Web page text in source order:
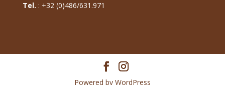
Tel. : +32 (0)486/631.971
Powered by WordPress